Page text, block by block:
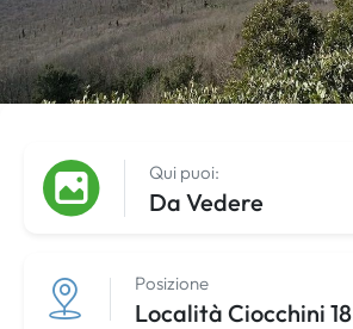
Qui puoi:
Da Vedere
Posizione
Località Ciocchini 18